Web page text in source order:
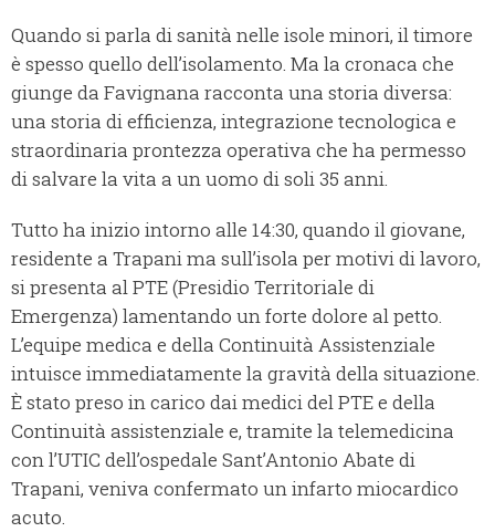
Quando si parla di sanità nelle isole minori, il timore
è spesso quello dell’isolamento. Ma la cronaca che
giunge da Favignana racconta una storia diversa:
una storia di efficienza, integrazione tecnologica e
straordinaria prontezza operativa che ha permesso
di salvare la vita a un uomo di soli 35 anni.
Tutto ha inizio intorno alle 14:30, quando il giovane,
residente a Trapani ma sull’isola per motivi di lavoro,
si presenta al PTE (Presidio Territoriale di
Emergenza) lamentando un forte dolore al petto.
L’equipe medica e della Continuità Assistenziale
intuisce immediatamente la gravità della situazione.
È stato preso in carico dai medici del PTE e della
Continuità assistenziale e, tramite la telemedicina
con l’UTIC dell’ospedale Sant’Antonio Abate di
Trapani, veniva confermato un infarto miocardico
acuto.